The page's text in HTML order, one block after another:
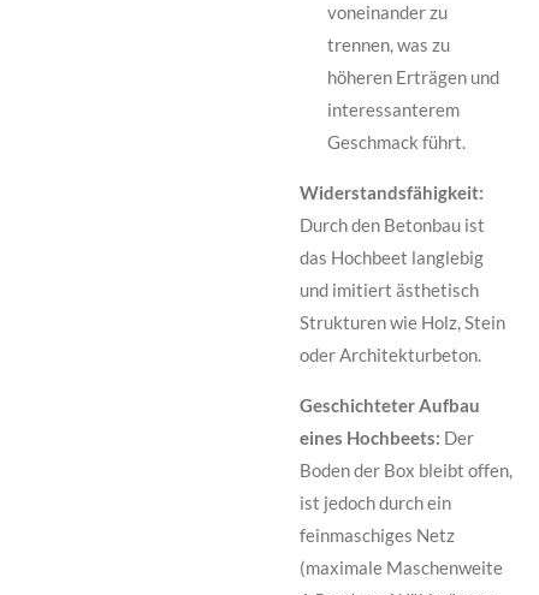
voneinander zu
trennen, was zu
höheren Erträgen und
interessanterem
Geschmack führt.
Widerstandsfähigkeit:
Durch den Betonbau ist
das Hochbeet langlebig
und imitiert ästhetisch
Strukturen wie Holz, Stein
oder Architekturbeton.
Geschichteter Aufbau
eines Hochbeets: Der
Boden der Box bleibt offen,
ist jedoch durch ein
feinmaschiges Netz
(maximale Maschenweite